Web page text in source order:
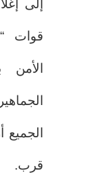
إلى
قوات
الأمن
الجميع
قرب.